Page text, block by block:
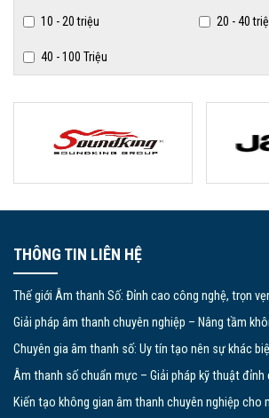
10 - 20 triệu 20 - 40
40 - 100 Triệu
THÔNG TIN LIÊN HỆ
Thế giới Âm thanh Số: Đỉnh cao công nghệ, trọn
Giải pháp âm thanh chuyên nghiệp – Nâng tầm
Chuyên gia âm thanh số: Uy tín tạo nên sự khác
Âm thanh số chuẩn mực – Giải pháp kỹ thuật đỉnh
Kiến tạo không gian âm thanh chuyên nghiệp cho